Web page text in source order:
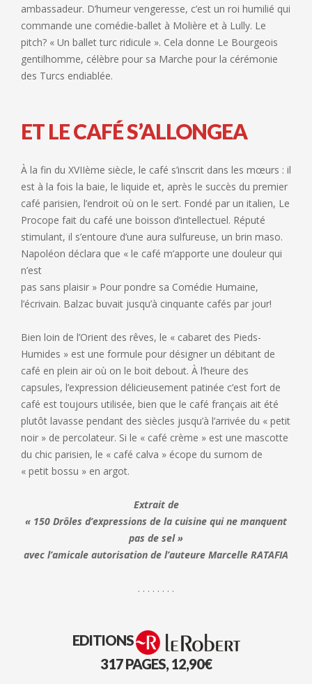
ambassadeur. D’humeur vengeresse, c’est un roi humilié qui
commande une comédie-ballet à Molière et à Lully. Le
pitch? « Un ballet turc ridicule ». Cela donne Le Bourgeois
gentilhomme, célèbre pour sa Marche pour la cérémonie
des Turcs endiablée.
ET LE CAFÉ S’ALLONGEA
À la fin du XVIIème siècle, le café s’inscrit dans les mœurs : il
est à la fois la baie, le liquide et, après le succès du premier
café parisien, l’endroit où on le sert. Fondé par un italien, Le
Procope fait du café une boisson d’intellectuel. Réputé
stimulant, il s’entoure d’une aura sulfureuse, un brin maso.
Napoléon déclara que « le café m’apporte une douleur qui
n’est
pas sans plaisir » Pour pondre sa Comédie Humaine,
l’écrivain. Balzac buvait jusqu’à cinquante cafés par jour!
Bien loin de l’Orient des rêves, le « cabaret des Pieds-
Humides » est une formule pour désigner un débitant de
café en plein air où on le boit debout. À l’heure des
capsules, l’expression délicieusement patinée c’est fort de
café est toujours utilisée, bien que le café français ait été
plutôt lavasse pendant des siècles jusqu’à l’arrivée du « petit
noir » de percolateur. Si le « café crème » est une mascotte
du chic parisien, le « café calva » écope du surnom de
« petit bossu » en argot.
Extrait de
« 150 Drôles d’expressions de la cuisine qui ne manquent
pas de sel »
avec l’amicale autorisation de l’auteure Marcelle RATAFIA
. . . . . . . .
EDITIONS
317 PAGES, 12,90€